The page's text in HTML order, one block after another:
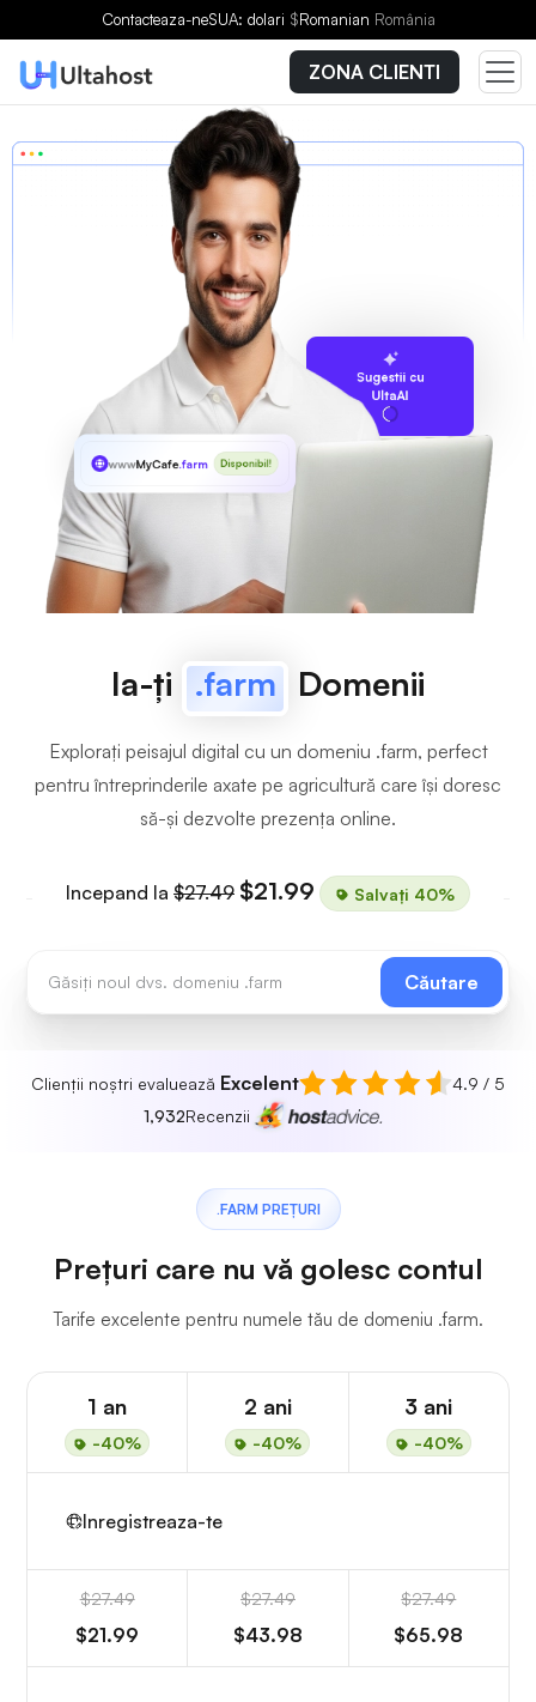
Contacteaza-neSUA: dolari $Romanian România
ZONA CLIENTI
Sugestii cu
UltaAI
wwwMyCafe.farm Disponibil!
Ia-ți .farm Domenii
Explorați peisajul digital cu un domeniu .farm, perfect
pentru întreprinderile axate pe agricultură care își doresc
să-și dezvolte prezența online.
Incepand la $27.49 $21.99 Salvați 40%
Căutare
Clienții noștri evaluează Excelent
4.9 / 5
1,932Recenzii
.FARM PREȚURI
Prețuri care nu vă golesc contul
Tarife excelente pentru numele tău de domeniu .farm.
1 an
-40%
2 ani
-40%
3 ani
-40%
Inregistreaza-te
$27.49
$21.99
$27.49
$43.98
$27.49
$65.98